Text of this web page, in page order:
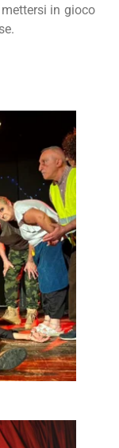
in gioco